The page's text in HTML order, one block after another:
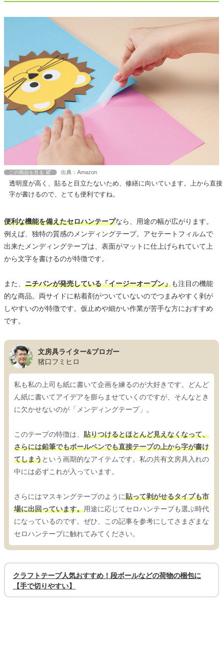
この商品を見る 出典：Amazon
透明度が高く、貼ると目立たないため、修繕に向いています。上から直接
字が書けるので、とても便利ですね。
便利な機能を備えたセロハンテープなら、用途の幅が広がります。
例えば、独特の質感のメンディングテープ。アセテートフィルムで
出来たメンディングテープは、表面がマットに仕上げられていて上
から文字を書けるのが特徴です。
また、 ニチバンが発売している「イージーオープン」も注目の機能
的な商品。両サイドに粘着剤がついていないのでつまみやすく剥が
しやすいのが特徴です。仮止めや細かい作業が苦手な方におすすめ
です。
文房具ライター&ブロガー
猪口フミヒロ
私も私の上司も紙に書いて企画を練るのが大好きです。どんど
ん紙に書いてアイデアを膨らませていくのですが、そんなとき
に欠かせないのが「メンディングテープ」。
このテープの特徴は、 貼りつけるとほとんど見えなくなって、
さらには鉛筆でもボールペンでも直接テープの上から字が書け
てしまうという画期的なアイテムです。私の共有文房具入れの
中には必ずこれが入っています。
さらにはマスキングテープのように貼って剥がせるタイプも市
場に出回っています。用途に応じてセロハンテープも選ぶ時代
になっているのです。ぜひ、この記事を参考にしてさまざまな
セロハンテープに触れてみてください。
クラフトテープ人気おすすめ！段ボールなどの荷物の梱包に
【手で切りやすい】